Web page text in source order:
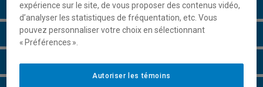
Présentation du programme
Conditions d'admission
Cours à suivre et horaires
expérience sur le site, de vous proposer des contenus vidéo,
d’analyser les statistiques de fréquentation, etc. Vous
pouvez personnaliser votre choix en sélectionnant
« Préférences ».
Autoriser les témoins